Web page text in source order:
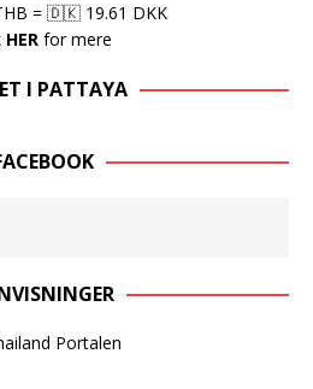
= 🇩🇰 19.61 DKK
HER for mere
I PATTAYA